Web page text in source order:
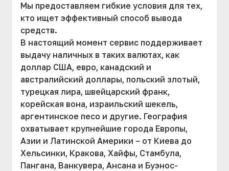
Мы предоставляем гибкие условия для тех,
кто ищет эффективный способ вывода
средств.
В настоящий момент сервис поддерживает
выдачу наличных в таких валютах, как
доллар США, евро, канадский и
австралийский доллары, польский злотый,
турецкая лира, швейцарский франк,
корейская вона, израильский шекель,
аргентинское песо и другие. География
охватывает крупнейшие города Европы,
Азии и Латинской Америки – от Киева до
Хельсинки, Кракова, Хайфы, Стамбула,
Пангана, Ванкувера, Ансана и Буэнос-